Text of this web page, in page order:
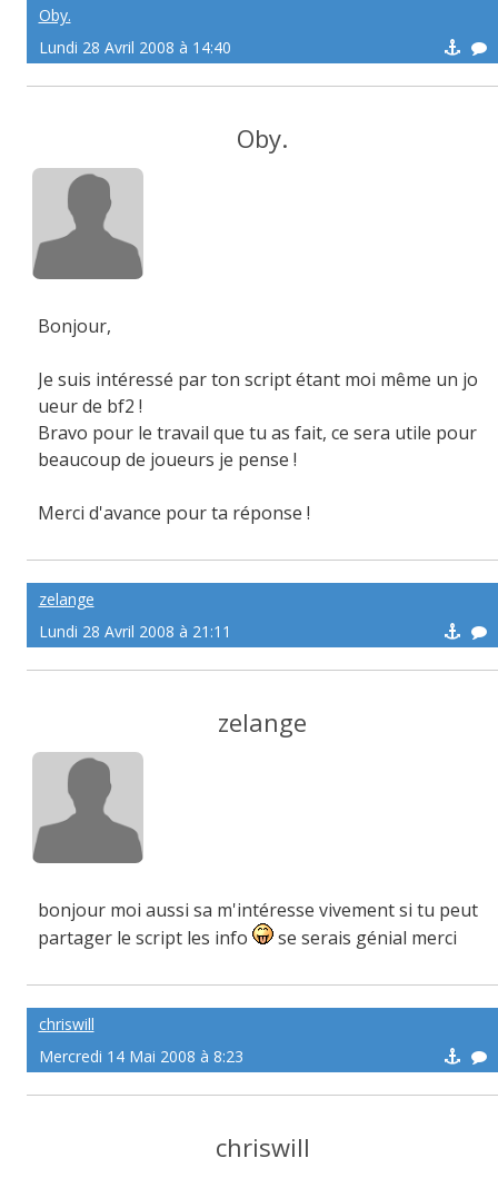
Oby.
Lundi 28 Avril 2008 à 14:40
Oby.
Bonjour,
Je suis intéressé par ton script étant moi même un jo
ueur de bf2 !
Bravo pour le travail que tu as fait, ce sera utile pour
beaucoup de joueurs je pense !
Merci d'avance pour ta réponse !
zelange
Lundi 28 Avril 2008 à 21:11
zelange
bonjour moi aussi sa m'intéresse vivement si tu peut
partager le script les info
se serais génial merci
chriswill
Mercredi 14 Mai 2008 à 8:23
chriswill